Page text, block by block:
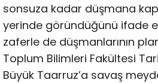
sonsuza kadar düşmana
yerinde göründüğünü ifade
zaferle de düşmanlarının
Toplum Bilimleri Fakültesi
Büyük Taarruz’a savaş